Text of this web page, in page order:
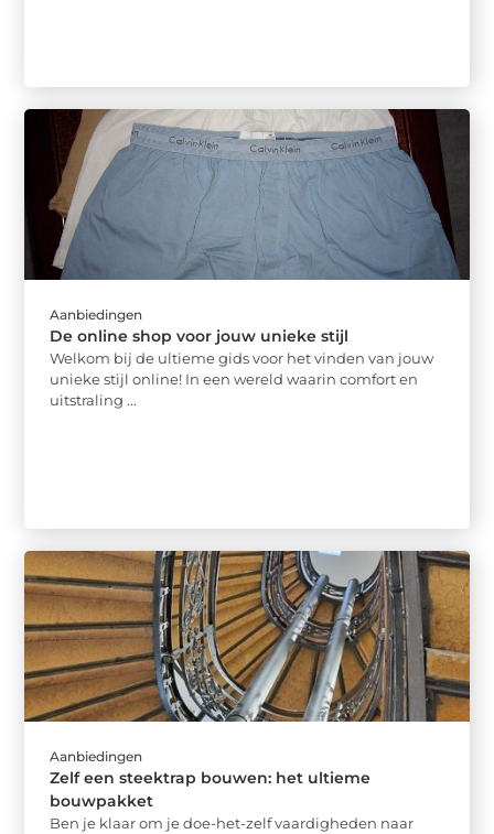
Aanbiedingen
De online shop voor jouw unieke stijl
Welkom bij de ultieme gids voor het vinden van jouw
unieke stijl online! In een wereld waarin comfort en
uitstraling ...
Aanbiedingen
Zelf een steektrap bouwen: het ultieme
bouwpakket
Ben je klaar om je doe-het-zelf vaardigheden naar